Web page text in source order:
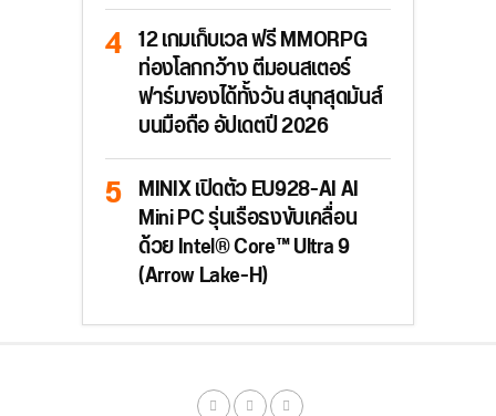
12 เกมเก็บเวล ฟรี MMORPG
ท่องโลกกว้าง ตีมอนสเตอร์
ฟาร์มของได้ทั้งวัน สนุกสุดมันส์
บนมือถือ อัปเดตปี 2026
MINIX เปิดตัว EU928-AI AI
Mini PC รุ่นเรือธงขับเคลื่อน
ด้วย Intel® Core™ Ultra 9
(Arrow Lake-H)